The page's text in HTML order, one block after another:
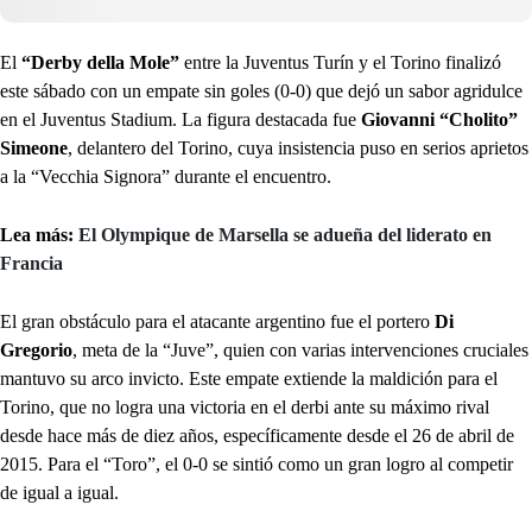
El “Derby della Mole” entre la Juventus Turín y el Torino finalizó
este sábado con un empate sin goles (0-0) que dejó un sabor agridulce
en el Juventus Stadium. La figura destacada fue Giovanni “Cholito”
Simeone, delantero del Torino, cuya insistencia puso en serios aprietos
a la “Vecchia Signora” durante el encuentro.
Lea más: El Olympique de Marsella se adueña del liderato en
Francia
El gran obstáculo para el atacante argentino fue el portero Di
Gregorio, meta de la “Juve”, quien con varias intervenciones cruciales
mantuvo su arco invicto. Este empate extiende la maldición para el
Torino, que no logra una victoria en el derbi ante su máximo rival
desde hace más de diez años, específicamente desde el 26 de abril de
2015. Para el “Toro”, el 0-0 se sintió como un gran logro al competir
de igual a igual.